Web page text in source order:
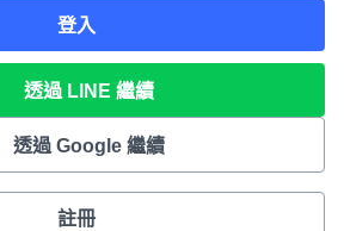
登入
透過 LINE 繼續
透過 Google 繼續
註冊